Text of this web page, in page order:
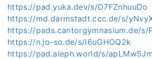
https://pad.yuka.dev/s/D7FZnhuuDo
https://md.darmstadt.ccc.de/s/
https://pads.cantorgymnasium.de/s/
https://n.jo-so.de/s/l6uGHOQ2k
https://pad.aleph.world/s/